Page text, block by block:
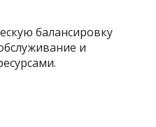
балансировку
и